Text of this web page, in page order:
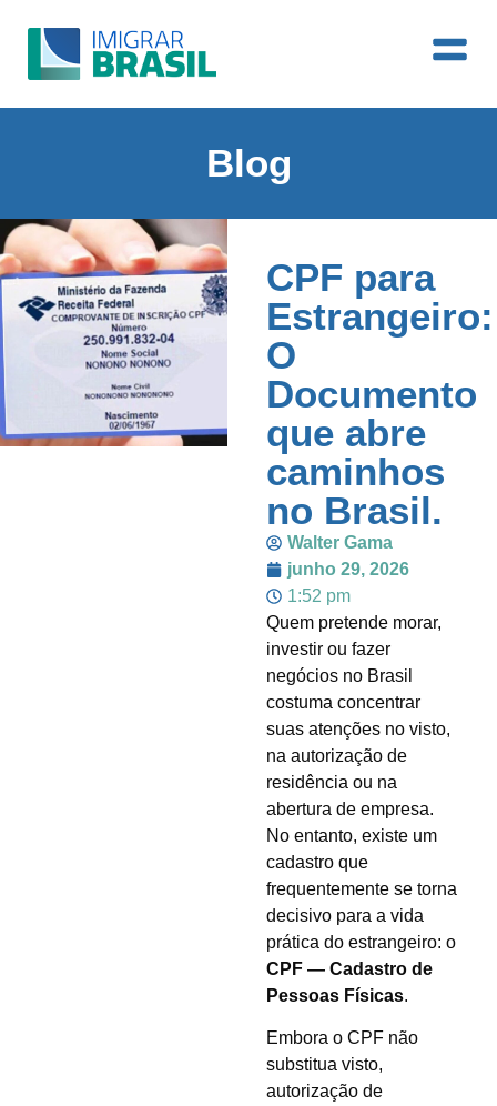
Blog
CPF para
Estrangeiro:
O
Documento
que abre
caminhos
no Brasil.
Walter Gama
junho 29, 2026
1:52 pm
Quem pretende morar,
investir ou fazer
negócios no Brasil
costuma concentrar
suas atenções no visto,
na autorização de
residência ou na
abertura de empresa.
No entanto, existe um
cadastro que
frequentemente se torna
decisivo para a vida
prática do estrangeiro: o
CPF — Cadastro de
Pessoas Físicas.
Embora o CPF não
substitua visto,
autorização de